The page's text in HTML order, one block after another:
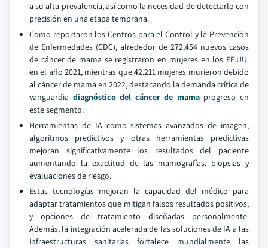
a su alta prevalencia, así como la necesidad de detectarlo con
precisión en una etapa temprana.
Como reportaron los Centros para el Control y la Prevención
de Enfermedades (CDC), alrededor de 272,454 nuevos casos
de cáncer de mama se registraron en mujeres en los EE.UU.
en el año 2021, mientras que 42.211 mujeres murieron debido
al cáncer de mama en 2022, destacando la demanda crítica de
vanguardia diagnóstico del cáncer de mamaprogreso en
este segmento.
Herramientas de IA como sistemas avanzados de imagen,
algoritmos predictivos y otras herramientas predictivas
mejoran significativamente los resultados del paciente
aumentando la exactitud de las mamografías, biopsias y
evaluaciones de riesgo.
Estas tecnologías mejoran la capacidad del médico para
adaptar tratamientos que mitigan falsos resultados positivos,
y opciones de tratamiento diseñadas personalmente.
Además, la integración acelerada de las soluciones de IA a las
infraestructuras sanitarias fortalece mundialmente las